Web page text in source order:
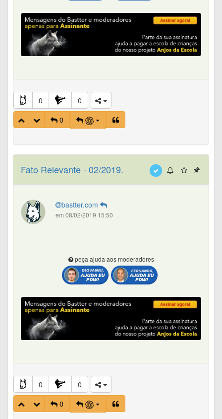
0
0
0
Fato Relevante - 02/2019.
bastter.com
em 08/02/2019 15:50
peça ajuda aos moderadores
0
0
0